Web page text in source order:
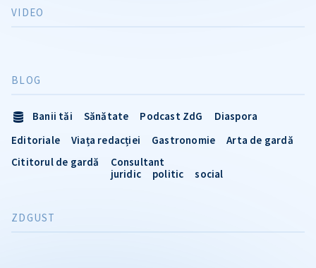
VIDEO
BLOG
Banii tăi Sănătate Podcast ZdG
Diaspora
Editoriale
Viața redacției Gastronomie
Arta de gardă
Cititorul de gardă
Consultant
juridic
politic social
ZDGUST